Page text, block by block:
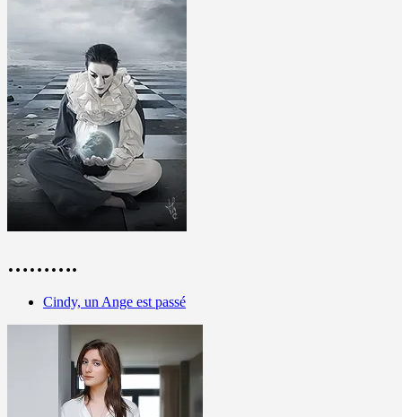
……….
Cindy, un Ange est passé